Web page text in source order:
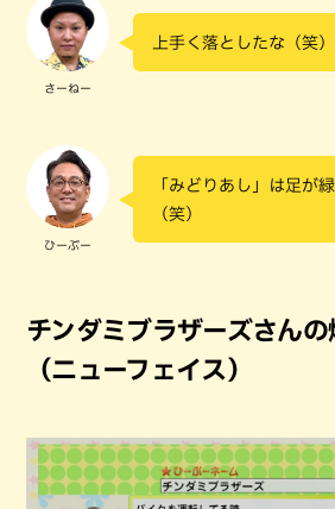
さーねー
上手く落としたな（笑）
ひーぷー
「みどりあし」は足が
（笑）
チンダミブラザーズさん
（ニューフェイス）